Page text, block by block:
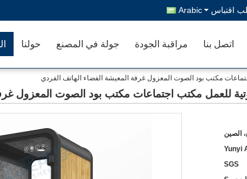
اقتباس Arabic
حولنا جولة في المصنع مراقبة الجودة اتصل بنا
مكتب بود الصوت المعزول غرفة المعيشة الفضاء الهاتف الفردي
للعمل مكتب اجتماعات مكتب بود الصوت المعزول
الصين
Yunyi
SGS